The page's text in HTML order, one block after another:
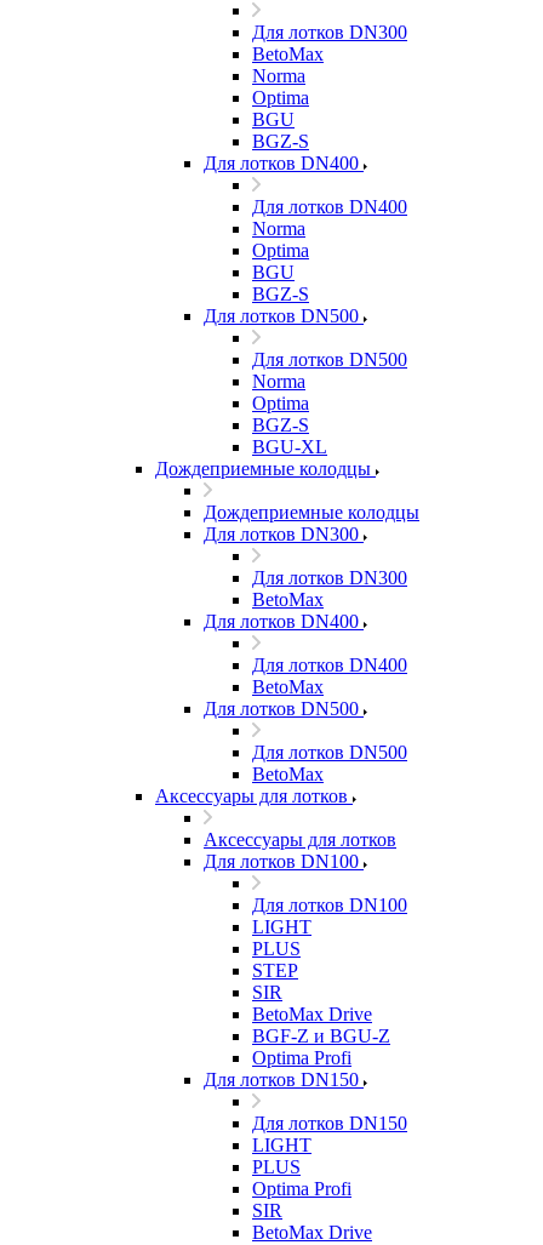
Для лотков DN300
BetoMax
Norma
Optima
BGU
BGZ-S
Для лотков DN400
Для лотков DN400
Norma
Optima
BGU
BGZ-S
Для лотков DN500
Для лотков DN500
Norma
Optima
BGZ-S
BGU-XL
Дождеприемные колодцы
Дождеприемные колодцы
Для лотков DN300
Для лотков DN300
BetoMax
Для лотков DN400
Для лотков DN400
BetoMax
Для лотков DN500
Для лотков DN500
BetoMax
Аксессуары для лотков
Аксессуары для лотков
Для лотков DN100
Для лотков DN100
LIGHT
PLUS
STEP
SIR
BetoMax Drive
BGF-Z и BGU-Z
Optima Profi
Для лотков DN150
Для лотков DN150
LIGHT
PLUS
Optima Profi
SIR
BetoMax Drive